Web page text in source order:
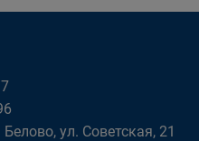
ул. Советская, 21